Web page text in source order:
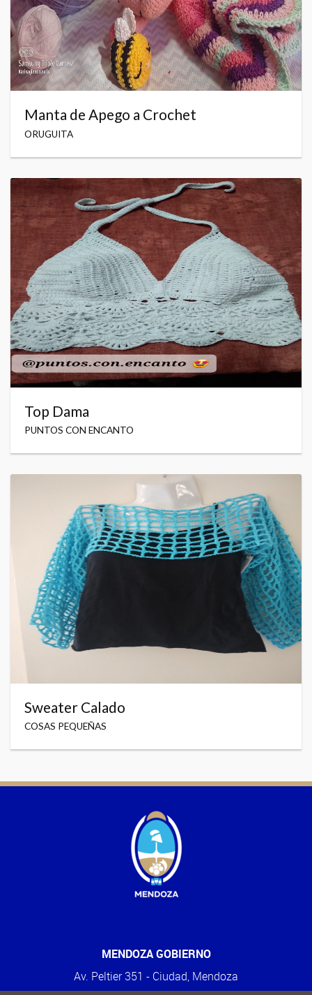
Manta de Apego a Crochet
ORUGUITA
Top Dama
PUNTOS CON ENCANTO
Sweater Calado
COSAS PEQUEÑAS
MENDOZA GOBIERNO
Av. Peltier 351 - Ciudad, Mendoza